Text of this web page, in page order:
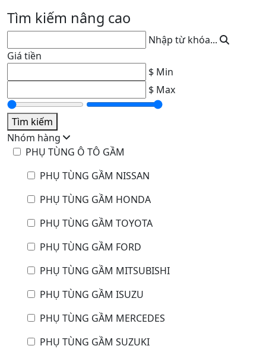
Tìm kiếm nâng cao
Nhập từ khóa...
Giá tiền
$ Min
$ Max
Tìm kiếm
Nhóm hàng
PHỤ TÙNG Ô TÔ GẦM
PHỤ TÙNG GẦM NISSAN
PHỤ TÙNG GẦM HONDA
PHỤ TÙNG GẦM TOYOTA
PHỤ TÙNG GẦM FORD
PHỤ TÙNG GẦM MITSUBISHI
PHỤ TÙNG GẦM ISUZU
PHỤ TÙNG GẦM MERCEDES
PHỤ TÙNG GẦM SUZUKI